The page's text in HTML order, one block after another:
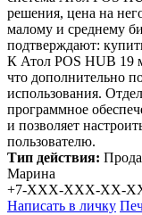
решения, цена на
малому и среднему
подтверждают:
К Атол POS HUB 19
что дополнительно
использования.
программное
и позволяет
пользователю.
Тип действия:
Марина
+7-XXX-XXX-XX-
Написать в личку